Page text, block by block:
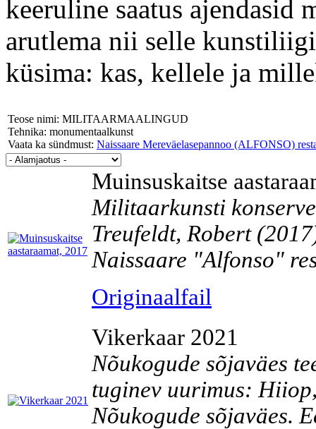
keeruline saatus ajendasid
arutlema nii selle
küsima: kas, kellele ja
Teose nimi: MILITAARMAALINGUD
Tehnika: monumentaalkunst
Vaata ka sündmust: Naissaare Mereväelasepannoo (ALFONSO)
Muinsuskaitse
Militaarkunsti
Treufeldt, Robert
Naissaare "Alfonso"
Originaalfail
Vikerkaar 2021
Nõukogude sõjaväes
tuginev uurimus:
Nõukogude sõjaväes.